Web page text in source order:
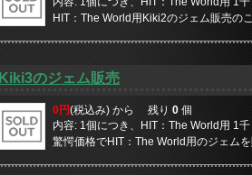
HIT：The World用Kiki2のジェム販売の
Kiki3のジェム販売
0円(税込み) から 残り0 個
内容: 1個につき、HIT：The World用 1
驚愕価格でHIT：The World用のジェム